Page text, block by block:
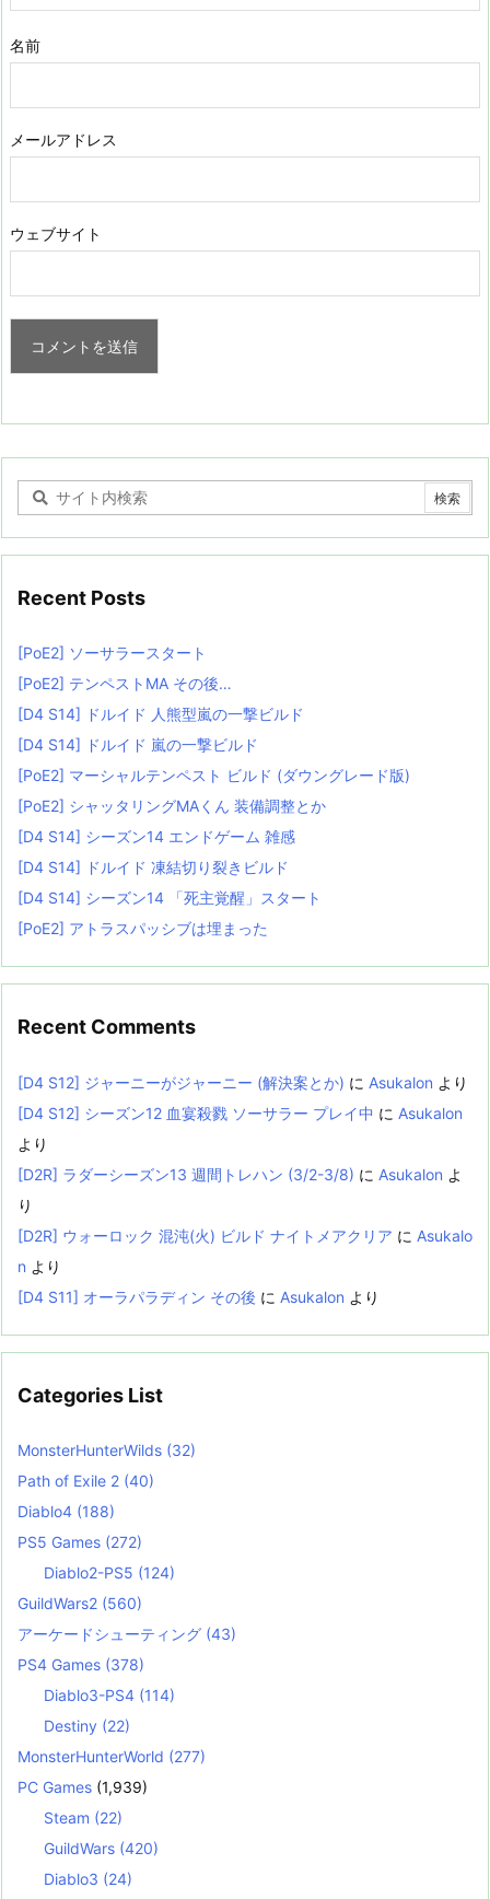
名前
メールアドレス
ウェブサイト
Recent Posts
[PoE2] ソーサラースタート
[PoE2] テンペストMA その後…
[D4 S14] ドルイド 人熊型嵐の一撃ビルド
[D4 S14] ドルイド 嵐の一撃ビルド
[PoE2] マーシャルテンペスト ビルド (ダウングレード版)
[PoE2] シャッタリングMAくん 装備調整とか
[D4 S14] シーズン14 エンドゲーム 雑感
[D4 S14] ドルイド 凍結切り裂きビルド
[D4 S14] シーズン14 「死主覚醒」スタート
[PoE2] アトラスパッシブは埋まった
Recent Comments
[D4 S12] ジャーニーがジャーニー (解決案とか) に Asukalon より
[D4 S12] シーズン12 血宴殺戮 ソーサラー プレイ中 に Asukalon
より
[D2R] ラダーシーズン13 週間トレハン (3/2-3/8) に Asukalon よ
り
[D2R] ウォーロック 混沌(火) ビルド ナイトメアクリア に Asukalo
n より
[D4 S11] オーラパラディン その後 に Asukalon より
Categories List
MonsterHunterWilds (32)
Path of Exile 2 (40)
Diablo4 (188)
PS5 Games (272)
Diablo2-PS5 (124)
GuildWars2 (560)
アーケードシューティング (43)
PS4 Games (378)
Diablo3-PS4 (114)
Destiny (22)
MonsterHunterWorld (277)
PC Games (1,939)
Steam (22)
GuildWars (420)
Diablo3 (24)